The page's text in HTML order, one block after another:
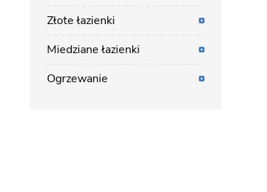
Złote łazienki
Miedziane łazienki
Ogrzewanie